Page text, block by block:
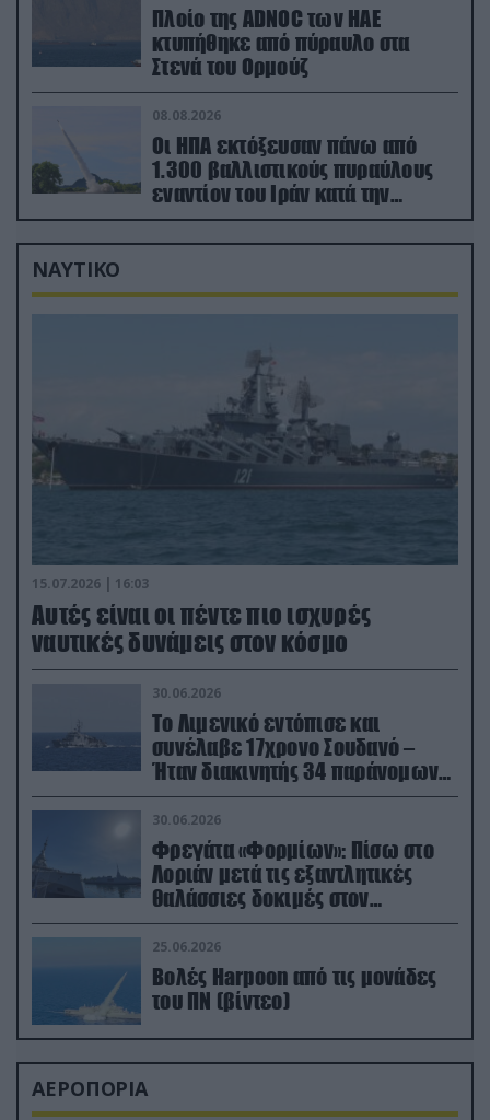
Πλοίο της ADNOC των ΗΑΕ
κτυπήθηκε από πύραυλο στα
Στενά του Ορμούζ
08.08.2026
Οι ΗΠΑ εκτόξευσαν πάνω από
1.300 βαλλιστικούς πυραύλους
εναντίον του Ιράν κατά την
διάρκεια του πολέμου
ΝΑΥΤΙΚΟ
15.07.2026 | 16:03
Aυτές είναι οι πέντε πιο ισχυρές
ναυτικές δυνάμεις στον κόσμο
30.06.2026
Το Λιμενικό εντόπισε και
συνέλαβε 17χρονο Σουδανό –
Ήταν διακινητής 34 παράνομων
μεταναστών
30.06.2026
Φρεγάτα «Φορμίων»: Πίσω στο
Λοριάν μετά τις εξαντλητικές
θαλάσσιες δοκιμές στον
απαιτητικό Βισκαϊκό
25.06.2026
Βολές Harpoon από τις μονάδες
του ΠΝ (βίντεο)
ΑΕΡΟΠΟΡΙΑ